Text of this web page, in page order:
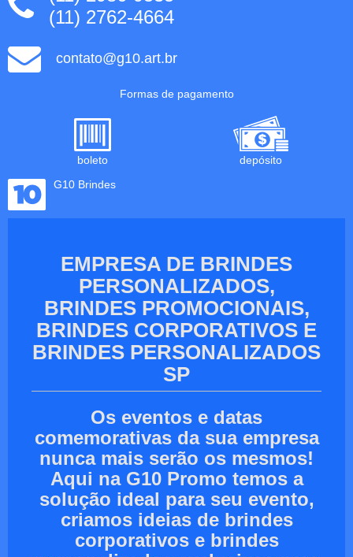
(11) 2762-4664
contato@g10.art.br
Formas de pagamento
boleto
depósito
G10 Brindes
EMPRESA DE BRINDES
PERSONALIZADOS,
BRINDES PROMOCIONAIS,
BRINDES CORPORATIVOS E
BRINDES PERSONALIZADOS
SP
Os eventos e datas
comemorativas da sua empresa
nunca mais serão os mesmos!
Aqui na G10 Promo temos a
solução ideal para seu evento,
criamos ideias de brindes
corporativos e brindes